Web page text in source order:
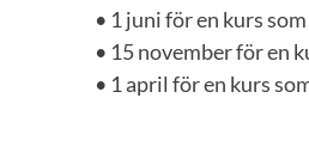
• 1 juni för en kurs
• 15 november för en
• 1 april för en kurs